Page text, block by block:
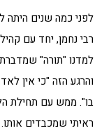
לפני כמה שנים היתה
רבי נחמן, יחד עם
למדנו "תורה"
והרגע הזה "כי אין
בו". ממש עם תחילת
ראיתי שמכבדים